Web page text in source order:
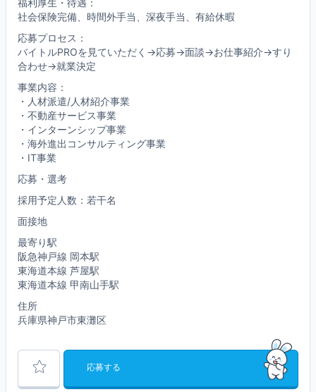
福利厚生・待遇：
社会保険完備、時間外手当、深夜手当、有給休暇
応募プロセス：
バイトルPROを見ていただく→応募→面談→お仕事紹介→すり
合わせ→就業決定
事業内容：
・人材派遣/人材紹介事業
・不動産サービス事業
・インターンシップ事業
・海外進出コンサルティング事業
・IT事業
応募・選考
採用予定人数：若干名
面接地
最寄り駅
阪急神戸線 岡本駅
東海道本線 芦屋駅
東海道本線 甲南山手駅
住所
兵庫県神戸市東灘区
応募する